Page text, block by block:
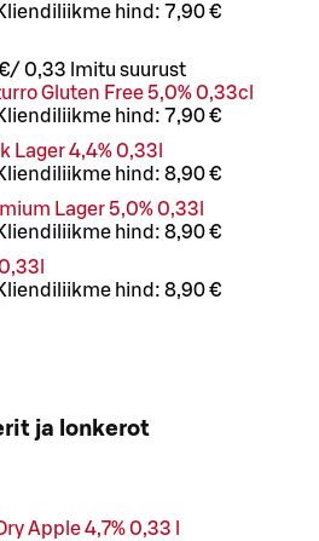
hind: 7,90 €
/ 0,33 l mitu suurust
Gluten Free 5,0% 0,33cl
hind: 7,90 €
Lager 4,4% 0,33l
hind: 8,90 €
Lager 5,0% 0,33l
hind: 8,90 €
hind: 8,90 €
ja lonkerot
Apple 4,7% 0,33 l